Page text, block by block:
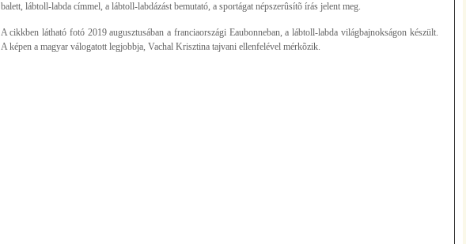
balett, lábtoll-labda címmel, a lábtoll-labdázást bemutató, a sportágat népszerûsítõ írás jelent meg.
A cikkben látható fotó 2019 augusztusában a franciaországi Eaubonneban, a lábtoll-labda világbajnokságon készült.
A képen a magyar válogatott legjobbja, Vachal Krisztina tajvani ellenfelével mérkõzik.